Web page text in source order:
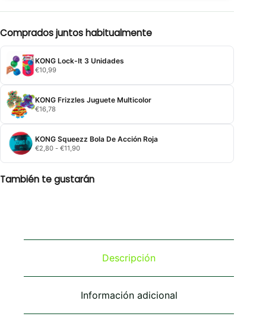
Comprados juntos habitualmente
KONG Lock-It 3 Unidades
€10,99
KONG Frizzles Juguete Multicolor
€16,78
KONG Squeezz Bola De Acción Roja
€2,80 - €11,90Rango
precios:
€2,80
También te gustarán
Descripción
Información adicional